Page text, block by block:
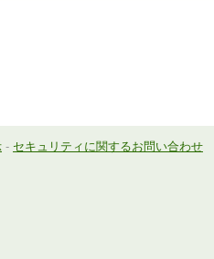
- セキュリティに関するお問い合わせ